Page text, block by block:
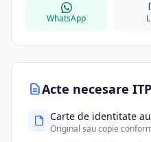
Acte necesare ITP
Carte de identitate
Original sau copie
WhatsApp